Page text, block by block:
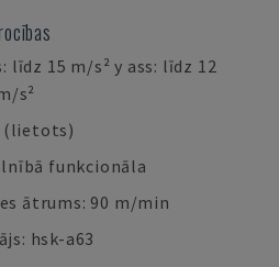
līdz 15 m/s² y ass: līdz 12
s²
(lietots)
funkcionāla
ātrums: 90 m/min
hsk-a63